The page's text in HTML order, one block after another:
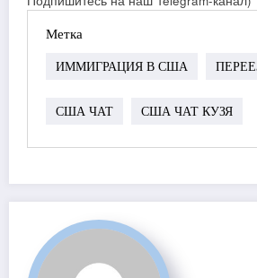
Метка
ИММИГРАЦИЯ В США
США ЧАТ США ЧАТ КУЗЯ